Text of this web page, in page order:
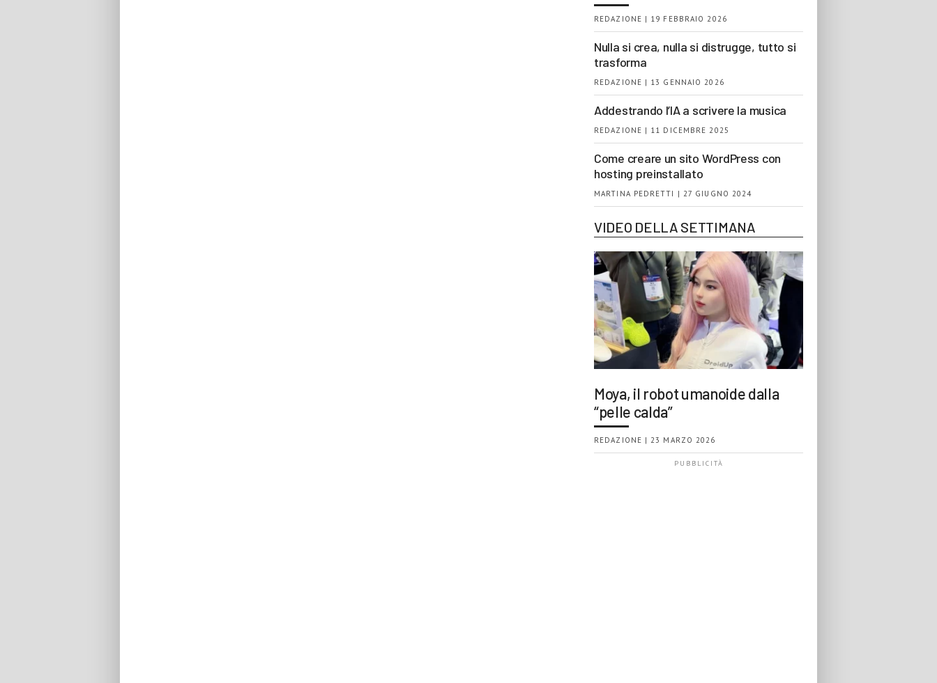
REDAZIONE | 19 FEBBRAIO 2026
Nulla si crea, nulla si distrugge, tutto si
trasforma
REDAZIONE | 13 GENNAIO 2026
Addestrando l’IA a scrivere la musica
REDAZIONE | 11 DICEMBRE 2025
Come creare un sito WordPress con
hosting preinstallato
MARTINA PEDRETTI | 27 GIUGNO 2024
VIDEO DELLA SETTIMANA
Moya, il robot umanoide dalla
“pelle calda”
REDAZIONE | 23 MARZO 2026